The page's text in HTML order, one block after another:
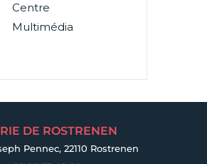
Centre
Multimédia
DE ROSTRENEN
Pennec, 22110 Rostrenen